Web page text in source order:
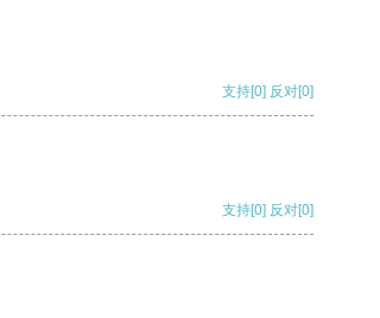
支持[0] 反对[0]
支持[0] 反对[0]